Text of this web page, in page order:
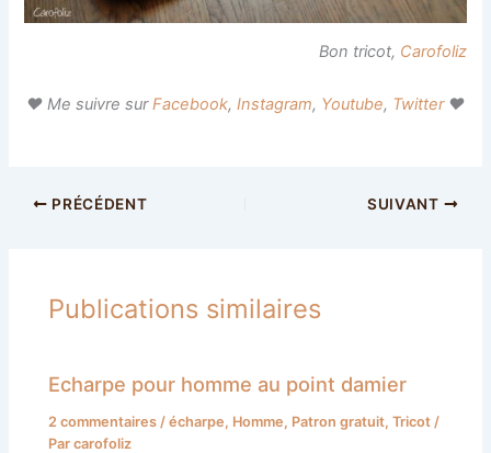
Bon tricot, Carofoliz
♥ Me suivre surFacebook, Instagram, Youtube, Twitter♥
PRÉCÉDENT SUIVANT
Publications similaires
Echarpe pour homme au point damier
2 commentaires /écharpe, Homme, Patron gratuit,Tricot /
Parcarofoliz